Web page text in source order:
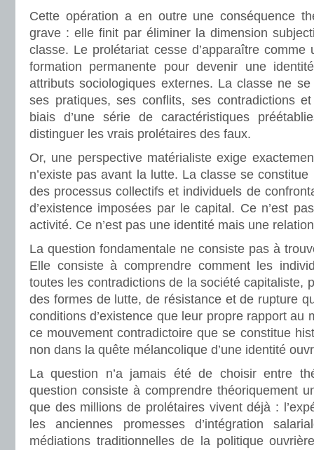
Cette opération a en outre une conséquence
grave : elle finit par éliminer la dimension
classe. Le prolétariat cesse d’apparaître comme
formation permanente pour devenir une
attributs sociologiques externes. La classe ne
ses pratiques, ses conflits, ses contradictions
biais d’une série de caractéristiques
distinguer les vrais prolétaires des faux.
Or, une perspective matérialiste exige
n’existe pas avant la lutte. La classe se
des processus collectifs et individuels de
d’existence imposées par le capital. Ce n’est
activité. Ce n’est pas une identité mais une
La question fondamentale ne consiste pas à
Elle consiste à comprendre comment les
toutes les contradictions de la société capitaliste,
des formes de lutte, de résistance et de rupture
conditions d’existence que leur propre rapport au
ce mouvement contradictoire que se constitue
non dans la quête mélancolique d’une identité
La question n’a jamais été de choisir entre
question consiste à comprendre théoriquement
que des millions de prolétaires vivent déjà :
les anciennes promesses d’intégration
médiations traditionnelles de la politique